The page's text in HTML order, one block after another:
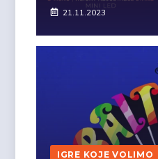
21.11.2023
IGRE KOJE VOLIMO